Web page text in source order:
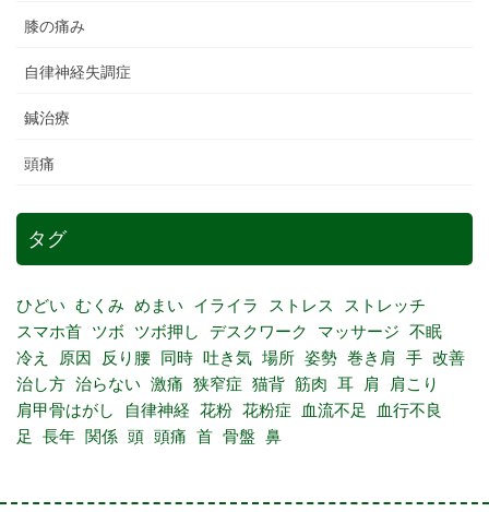
膝の痛み
自律神経失調症
鍼治療
頭痛
タグ
ひどい むくみ めまい イライラ ストレス
ストレッチ
スマホ首 ツボ ツボ押し デスクワーク マッサージ 不眠
冷え
原因 反り腰 同時 吐き気 場所 姿勢 巻き肩 手 改善
治し方 治らない 激痛 狭窄症 猫背 筋肉 耳 肩
肩こり
肩甲骨はがし
自律神経 花粉 花粉症 血流不足
血行不良
足 長年 関係 頭 頭痛 首 骨盤 鼻